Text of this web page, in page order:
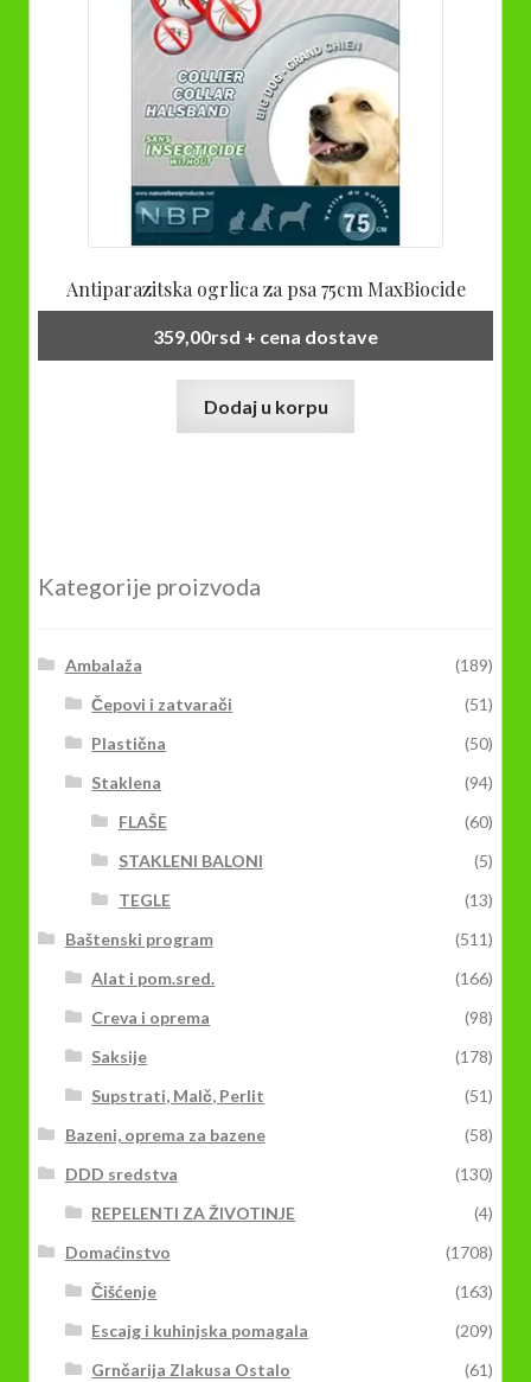
Antiparazitska ogrlica za psa 75cm MaxBiocide
359,00rsd + cena dostave
Dodaj u korpu
Kategorije proizvoda
Ambalaža
(189)
Čepovi i zatvarači
(51)
Plastična
(50)
Staklena
(94)
FLAŠE
(60)
STAKLENI BALONI
(5)
TEGLE
(13)
Baštenski program
(511)
Alat i pom.sred.
(166)
Creva i oprema
(98)
Saksije
(178)
Supstrati, Malč, Perlit
(51)
Bazeni, oprema za bazene
(58)
DDD sredstva
(130)
REPELENTI ZA ŽIVOTINJE
(4)
Domaćinstvo
(1708)
Čišćenje
(163)
Escajg i kuhinjska pomagala
(209)
Grnčarija Zlakusa Ostalo
(61)